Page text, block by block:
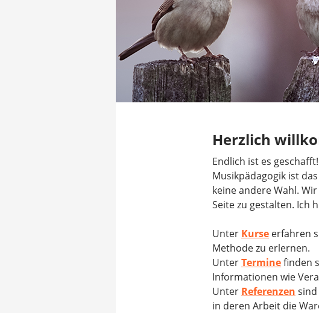
Herzlich
Endlich ist es
Musikpädagogik ist
keine andere Wahl.
Seite zu gestalten. Ich
Unter Kurse erfahren
Methode zu erlernen.
UnterTerminefinden
Informationen wie
Unter Referenzen
in deren Arbeit die